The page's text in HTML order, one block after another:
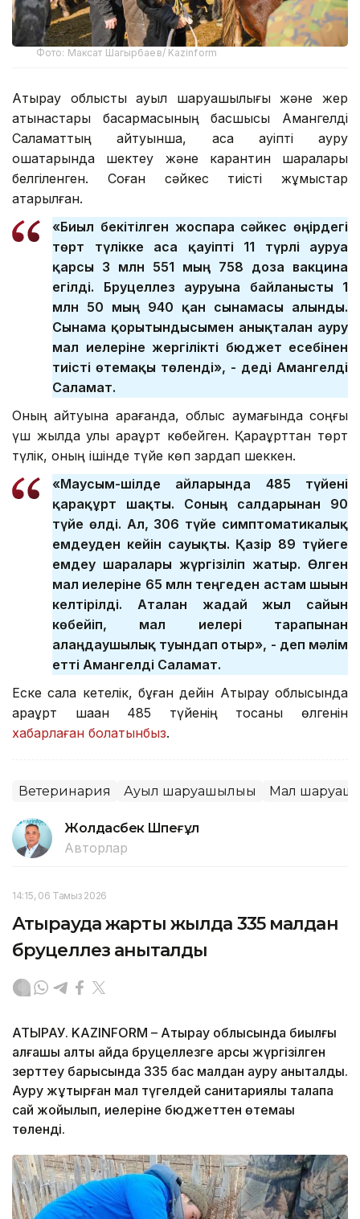
Фото: Максат Шагырбаев/ Kazinform
Атырау облыстық ауыл шаруашылығы және жер
қатынастары басқармасының басшысы Амангелді
Саламаттың айтуынша, аса қауіпті ауру
ошақтарында шектеу және карантин шаралары
белгіленген. Соған сәйкес тиісті жұмыстар
атқарылған.
«Биыл бекітілген жоспарға сәйкес өңірдегі
төрт түлікке аса қауіпті 11 түрлі ауруға
қарсы 3 млн 551 мың 758 доза вакцина
егілді. Бруцеллез ауруына байланысты 1
млн 50 мың 940 қан сынамасы алынды.
Сынама қорытындысымен анықталған ауру
мал иелеріне жергілікті бюджет есебінен
тиісті өтемақы төленді», - деді Амангелді
Саламат.
Оның айтуына қарағанда, облыс аумағында соңғы
үш жылда улы қарақұрт көбейген. Қарақұрттан төрт
түлік, оның ішінде түйе көп зардап шеккен.
«Маусым-шілде айларында 485 түйені
қарақұрт шақты. Соның салдарынан 90
түйе өлді. Ал, 306 түйе симптоматикалық
емдеуден кейін сауықты. Қазір 89 түйеге
емдеу шаралары жүргізіліп жатыр. Өлген
мал иелеріне 65 млн теңгеден астам шығын
келтірілді. Аталған жағдай жыл сайын
көбейіп, мал иелері тарапынан
алаңдаушылық туындап отыр», - деп мәлім
етті Амангелді Саламат.
Еске сала кетелік, бұған дейін Атырау облысында
қарақұрт шаққан 485 түйенің тоқсаны өлгенін
хабарлаған болатынбыз.
Ветеринария Ауыл шаруашылығы Мал
Жолдасбек Шөпеғұл
Авторлар
14:15, 06 Тамыз 2026
Атырауда жарты жылда 335 малдан
бруцеллез анықталды
АТЫРАУ. KAZINFORM – Атырау облысында биылғы
алғашқы алты айда бруцеллезге қарсы жүргізілген
зерттеу барысында 335 бас малдан ауру анықталды.
Ауру жұқтырған мал түгелдей санитариялық талапқа
сай жойылып, иелеріне бюджеттен өтемақы
төленді.